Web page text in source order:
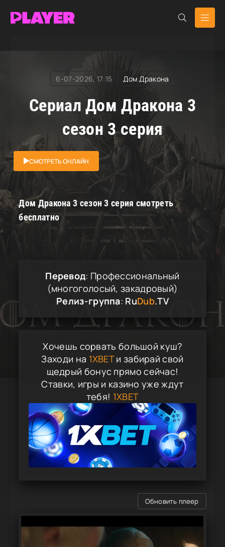
6-07-2026, 17:15 Дом Дракона
Сериал Дом Дракона 3
сезон 3 серия
СМОТРЕТЬ ОНЛАЙН
Дом Дракона 3 сезон 3 серия смотреть
бесплатно
Обновить плеер
Перевод: Профессиональный
(многоголосый, закадровый)
Релиз-группа: RuDub.TV
Хочешь сорвать большой куш?
Заходи на 1XBETи забирай свой
щедрый бонус прямо сейчас!
Ставки, игры и казино уже ждут
тебя! 1XBET